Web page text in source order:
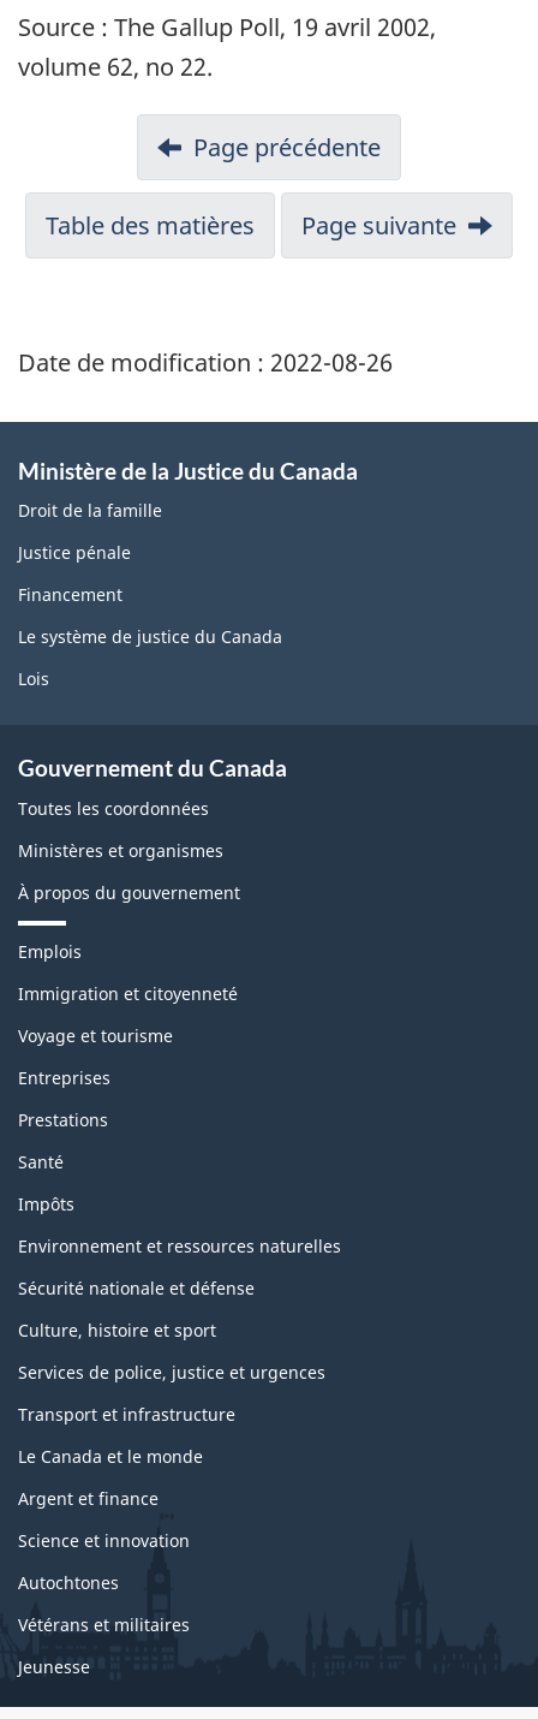
Source : The Gallup Poll, 19 avril 2002,
volume 62, no 22.
Page précédente
Table des matières Page suivante
Date de modification : 2022-08-26
Ministère de la Justice du Canada
Droit de la famille
Justice pénale
Financement
Le système de justice du Canada
Lois
Gouvernement du Canada
Toutes les coordonnées
Ministères et organismes
À propos du gouvernement
T
è
e
e
t
s
u
e
s
Emplois
Immigration et citoyenneté
Voyage et tourisme
Entreprises
Prestations
Santé
Impôts
Environnement et ressources naturelles
Sécurité nationale et défense
Culture, histoire et sport
Services de police, justice et urgences
Transport et infrastructure
Le Canada et le monde
Argent et finance
Science et innovation
Autochtones
Vétérans et militaires
Jeunesse